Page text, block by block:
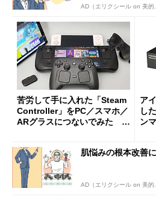
AD（エリクシール on 美的
苦労して手に入れた「Steam
Controller」をPC／スマホ／
ARグラスにつないでみた ゲ
ア
し
ン
肌悩みの根本改善
AD（エリクシール on 美的